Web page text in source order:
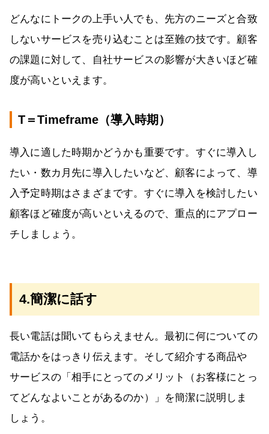
どんなにトークの上手い人でも、先方のニーズと合致
しないサービスを売り込むことは至難の技です。顧客
の課題に対して、自社サービスの影響が大きいほど確
度が高いといえます。
T＝Timeframe（導入時期）
導入に適した時期かどうかも重要です。すぐに導入し
たい・数カ月先に導入したいなど、顧客によって、導
入予定時期はさまざまです。すぐに導入を検討したい
顧客ほど確度が高いといえるので、重点的にアプロー
チしましょう。
4.簡潔に話す
長い電話は聞いてもらえません。最初に何についての
電話かをはっきり伝えます。そして紹介する商品や
サービスの「相手にとってのメリット（お客様にとっ
てどんなよいことがあるのか）」を簡潔に説明しま
しょう。